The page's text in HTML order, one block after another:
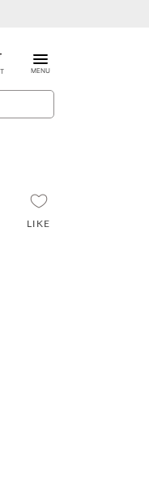
MENU